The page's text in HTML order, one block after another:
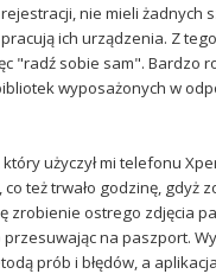
nie mieli
ich urządzenia. Z
"radź sobie sam". Bardzo
wyposażonych w
użyczył mi telefonu
co też trwało godzinę,
zrobienie ostrego zdjęcia
na paszport.
prób i błędów, a